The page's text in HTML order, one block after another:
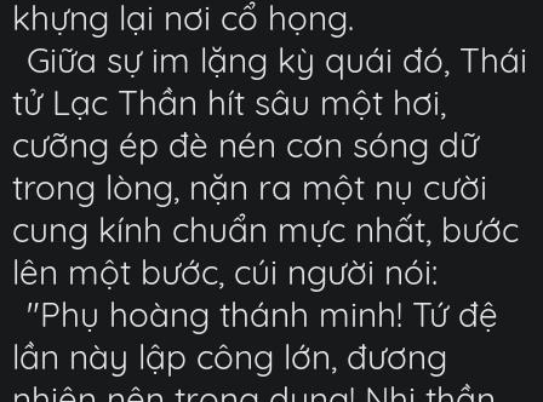
khựng lại nơi cổ họng.
Giữa sự im lặng kỳ quái đó, Thái
tử Lạc Thần hít sâu một hơi,
cưỡng ép đè nén cơn sóng dữ
trong lòng, nặn ra một nụ cười
cung kính chuẩn mực nhất, bước
lên một bước, cúi người nói:
"Phụ hoàng thánh minh! Tứ đệ
lần này lập công lớn, đương